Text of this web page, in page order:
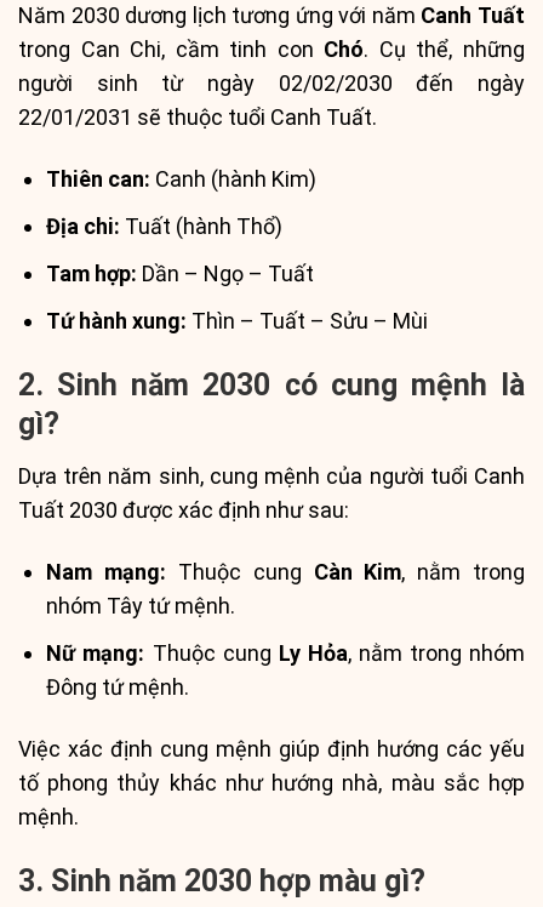
Năm 2030 dương lịch tương ứng với năm Canh Tuất
trong Can Chi, cầm tinh con Chó. Cụ thể, những
người sinh từ ngày 02/02/2030 đến ngày
22/01/2031 sẽ thuộc tuổi Canh Tuất.
Thiên can: Canh (hành Kim)
Địa chi: Tuất (hành Thổ)
Tam hợp: Dần – Ngọ – Tuất
Tứ hành xung: Thìn – Tuất – Sửu – Mùi
2. Sinh năm 2030 có cung mệnh là
gì?
Dựa trên năm sinh, cung mệnh của người tuổi Canh
Tuất 2030 được xác định như sau:
Nam mạng: Thuộc cung Càn Kim, nằm trong
nhóm Tây tứ mệnh.
Nữ mạng: Thuộc cung Ly Hỏa, nằm trong nhóm
Đông tứ mệnh.
Việc xác định cung mệnh giúp định hướng các yếu
tố phong thủy khác như hướng nhà, màu sắc hợp
mệnh.
3. Sinh năm 2030 hợp màu gì?